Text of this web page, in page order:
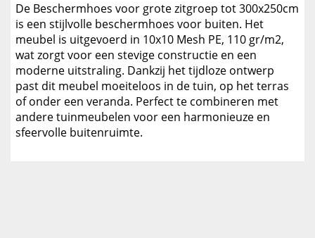
De Beschermhoes voor grote zitgroep tot 300x250cm
is een stijlvolle beschermhoes voor buiten. Het
meubel is uitgevoerd in 10x10 Mesh PE, 110 gr/m2,
wat zorgt voor een stevige constructie en een
moderne uitstraling. Dankzij het tijdloze ontwerp
past dit meubel moeiteloos in de tuin, op het terras
of onder een veranda. Perfect te combineren met
andere tuinmeubelen voor een harmonieuze en
sfeervolle buitenruimte.